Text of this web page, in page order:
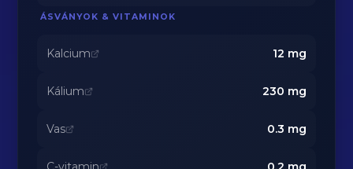
ÁSVÁNYOK & VITAMINOK
Kalcium 12 mg
Kálium 230 mg
Vas 0.3 mg